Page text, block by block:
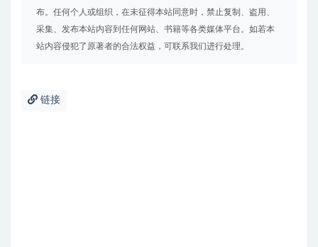
布。任何个人或组织，在未征得本站同意时，禁止复制、盗用、
采集、发布本站内容到任何网站、书籍等各类媒体平台。如若本
站内容侵犯了原著者的合法权益，可联系我们进行处理。
链接